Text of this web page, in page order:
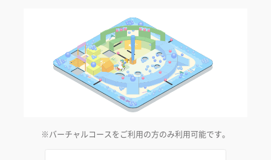
※バーチャルコースをご利用の方のみ利用可能です。